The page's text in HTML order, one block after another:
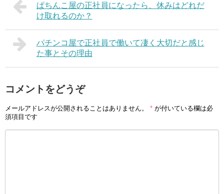
ぱちんこ屋の正社員になったら、休みはどれだ
け取れるのか？
パチンコ屋で正社員で働いて凄く大切だと感じ
た事とその理由
コメントをどうぞ
メールアドレスが公開されることはありません。 * が付いている欄は必
須項目です